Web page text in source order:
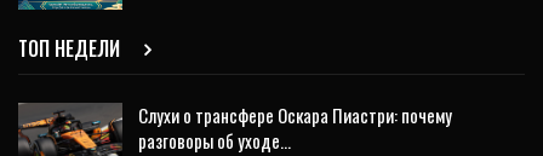
ТОП НЕДЕЛИ
Слухи о трансфере Оскара Пиастри: почему
разговоры об уходе…